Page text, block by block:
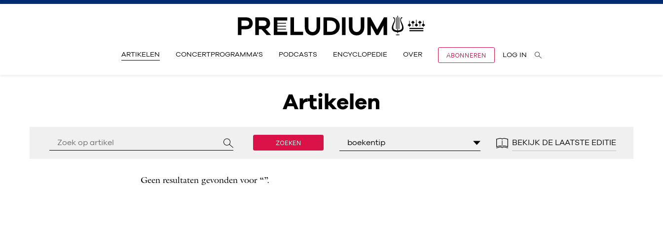
ARTIKELEN CONCERTPROGRAMMA'S PODCASTS ENCYCLOPEDIE OVER ABONNEREN LOG IN
Artikelen
ZOEKEN boekentip BEKIJK DE LAATSTE EDITIE
Geen resultaten gevonden voor “”.